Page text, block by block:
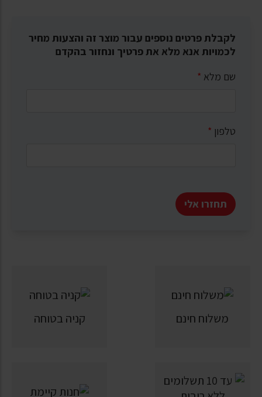
לקבלת פרטים נוספים עבור מוצר זה והצעות מחיר
לכמויות אנא מלא את פרטיך ונחזור בהקדם
שם מלא *
טלפון *
תחזרו אלי
משלוח חינם קניה בטוחה